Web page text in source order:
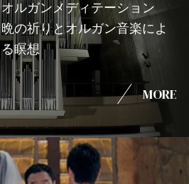
オルガンメディテーション
晩の祈りとオルガン音楽によ
る瞑想
MORE